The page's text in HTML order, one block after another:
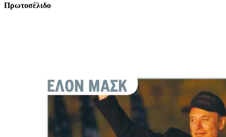
Πρωτοσέλιδο